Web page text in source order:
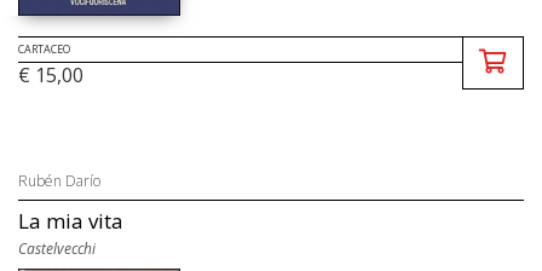
CARTACEO
€ 15,00
Rubén Darío
La mia vita
Castelvecchi